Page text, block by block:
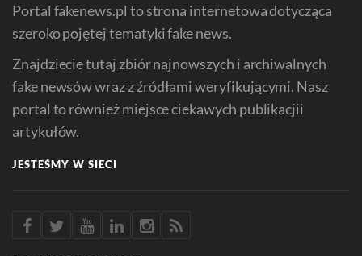
Portal fakenews.pl to strona internetowa dotycząca
szeroko pojętej tematyki fake news.
Znajdziecie tutaj zbiór najnowszych i archiwalnych
fake newsów wraz z źródłami weryfikującymi. Nasz
portal to również miejsce ciekawych publikacjii
artykułów.
JESTEŚMY W SIECI